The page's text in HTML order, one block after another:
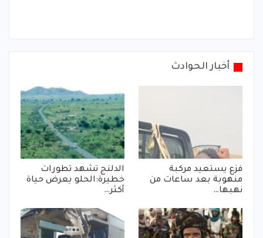
أخبار الحوادث
فزع يستعيد مركبة
منهوبة بعد ساعات من
نهبها…
الدلنج تشهد تطورات
خطيرة:الحلو يعرض حياة
أكثر…